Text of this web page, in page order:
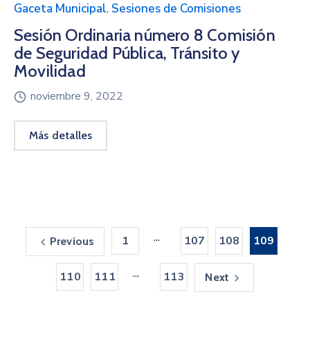
Gaceta Municipal, Sesiones de Comisiones
Sesión Ordinaria número 8 Comisión
de Seguridad Pública, Tránsito y
Movilidad
noviembre 9, 2022
Más detalles
Previous 1 ... 107 108 109
110 111 ... 113 Next